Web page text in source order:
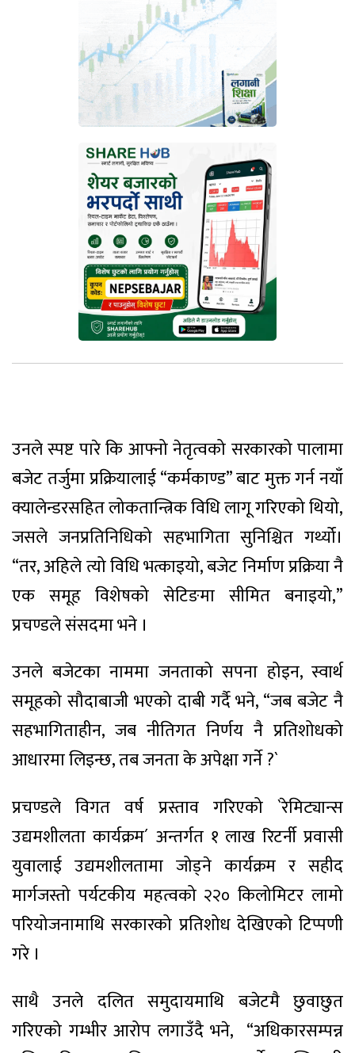
उनले स्पष्ट पारे कि आफ्नो नेतृत्वको सरकारको पालामा
बजेट तर्जुमा प्रक्रियालाई “कर्मकाण्ड” बाट मुक्त गर्न नयाँ
क्यालेन्डरसहित लोकतान्त्रिक विधि लागू गरिएको थियो,
जसले जनप्रतिनिधिको सहभागिता सुनिश्चित गर्थ्यो।
“तर, अहिले त्यो विधि भत्काइयो, बजेट निर्माण प्रक्रिया नै
एक समूह विशेषको सेटिङमा सीमित बनाइयो,”
प्रचण्डले संसदमा भने ।
उनले बजेटका नाममा जनताको सपना होइन, स्वार्थ
समूहको सौदाबाजी भएको दाबी गर्दै भने, “जब बजेट नै
सहभागिताहीन, जब नीतिगत निर्णय नै प्रतिशोधको
आधारमा लिइन्छ, तब जनता के अपेक्षा गर्ने ?`
प्रचण्डले विगत वर्ष प्रस्ताव गरिएको `रेमिट्यान्स
उद्यमशीलता कार्यक्रम´ अन्तर्गत १ लाख रिटर्नी प्रवासी
युवालाई उद्यमशीलतामा जोड्ने कार्यक्रम र सहीद
मार्गजस्तो पर्यटकीय महत्वको २२० किलोमिटर लामो
परियोजनामाथि सरकारको प्रतिशोध देखिएको टिप्पणी
गरे ।
साथै उनले दलित समुदायमाथि बजेटमै छुवाछुत
गरिएको गम्भीर आरोप लगाउँदै भने, “अधिकारसम्पन्न